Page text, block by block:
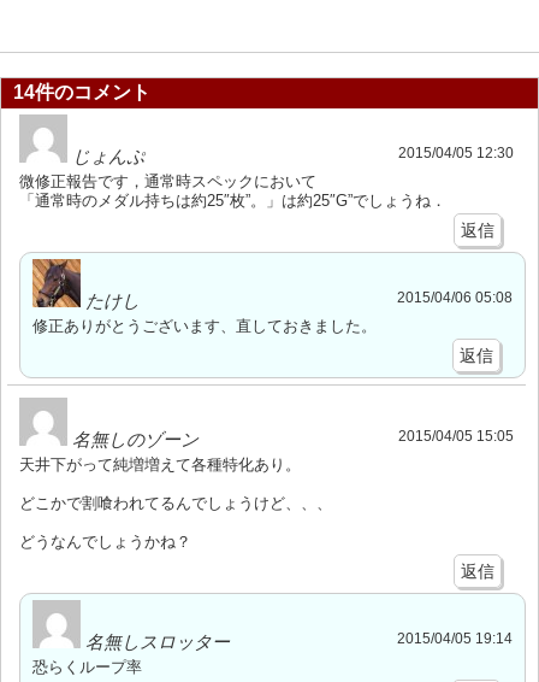
14件のコメント
じょんぷ 2015/04/05 12:30
微修正報告です，通常時スペックにおいて
「通常時のメダル持ちは約25″枚”。」は約25″G”でしょうね．
返信
たけし 2015/04/06 05:08
修正ありがとうございます、直しておきました。
返信
名無しのゾーン 2015/04/05 15:05
天井下がって純増増えて各種特化あり。
どこかで割喰われてるんでしょうけど、、、
どうなんでしょうかね？
返信
名無しスロッター 2015/04/05 19:14
恐らくループ率